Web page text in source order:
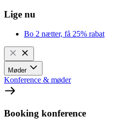
Lige nu
Bo 2 nætter, få 25% rabat
Møder
Konference & møder
Booking konference